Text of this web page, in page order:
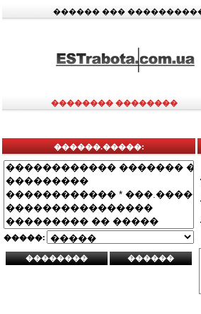
������ ���
�������� ��������
������.�����:
�����: